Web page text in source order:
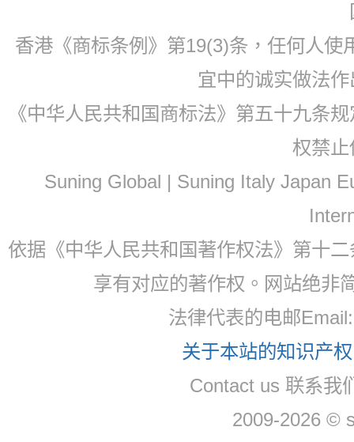
香港《商标条例》第19(3)条，任何人
宜中的诚实做法
《中华人民共和国商标法》第五十九条
权禁
Suning Global | Suning Italy Japan
依据《中华人民共和国著作权法》第十
享有对应的著作权。网站绝非
法律代表的电邮
关于本站的知识产
Contact us 联系我
2009-2026 ©